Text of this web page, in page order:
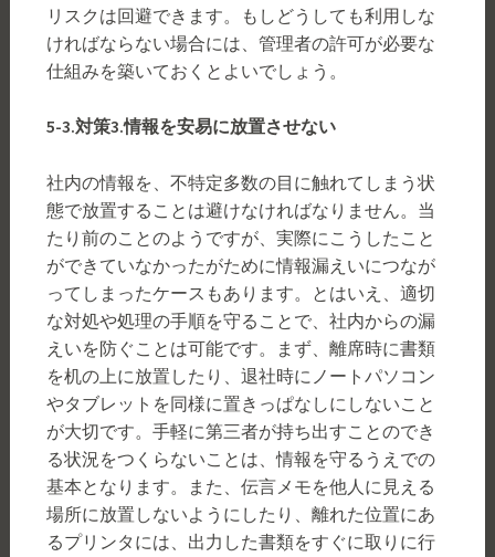
リスクは回避できます。もしどうしても利用しな
ければならない場合には、管理者の許可が必要な
仕組みを築いておくとよいでしょう。
5-3.対策3.情報を安易に放置させない
社内の情報を、不特定多数の目に触れてしまう状
態で放置することは避けなければなりません。当
たり前のことのようですが、実際にこうしたこと
ができていなかったがために情報漏えいにつなが
ってしまったケースもあります。とはいえ、適切
な対処や処理の手順を守ることで、社内からの漏
えいを防ぐことは可能です。まず、離席時に書類
を机の上に放置したり、退社時にノートパソコン
やタブレットを同様に置きっぱなしにしないこと
が大切です。手軽に第三者が持ち出すことのでき
る状況をつくらないことは、情報を守るうえでの
基本となります。また、伝言メモを他人に見える
場所に放置しないようにしたり、離れた位置にあ
るプリンタには、出力した書類をすぐに取りに行